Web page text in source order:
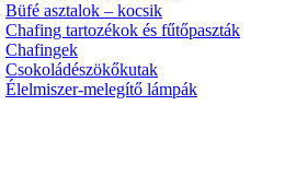
Büfé asztalok – kocsik
Chafing tartozékok és fűtőpaszták
Chafingek
Csokoládészökőkutak
Élelmiszer-melegítő lámpák